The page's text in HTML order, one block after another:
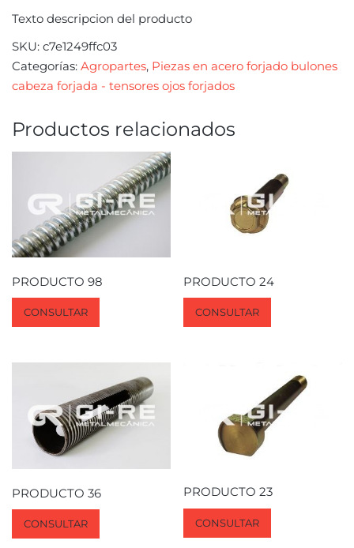
Texto descripcion del producto
SKU: c7e1249ffc03
Categorías: Agropartes, Piezas en acero forjado bulones
cabeza forjada - tensores ojos forjados
Productos relacionados
PRODUCTO 98
CONSULTAR
PRODUCTO 24
CONSULTAR
PRODUCTO 36
CONSULTAR
PRODUCTO 23
CONSULTAR